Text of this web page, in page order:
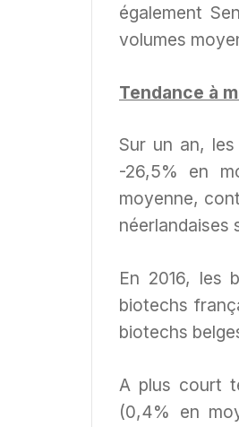
également
volumes
Tendance à
Sur un an,
-26,5% en
moyenne,
néerlandaises
En 2016, les
biotechs
biotechs
A plus court
(0,4% en